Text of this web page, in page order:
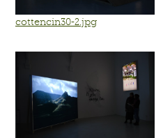
cottencin30-2.jpg